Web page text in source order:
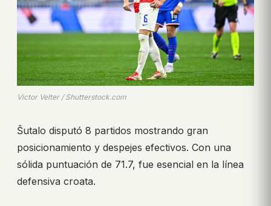
Victor Velter / Shutterstock.com
Šutalo disputó 8 partidos mostrando gran
posicionamiento y despejes efectivos. Con una
sólida puntuación de 71.7, fue esencial en la línea
defensiva croata.